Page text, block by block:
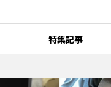
特集記事